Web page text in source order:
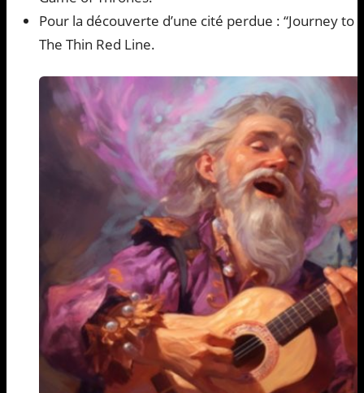
Pour la découverte d’une cité perdue : “Journey to
The Thin Red Line.